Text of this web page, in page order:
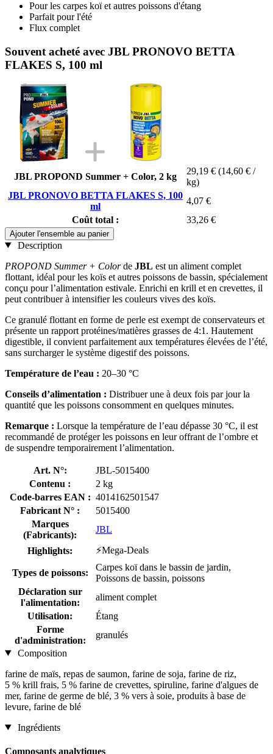
Pour les carpes koï et autres poissons d'étang
Parfait pour l'été
Flux complet
Souvent acheté avec JBL PRONOVO BETTA
FLAKES S, 100 ml
JBL PROPOND Summer + Color, 2 kg
29,19 € (14,60 € /
kg)
JBL PRONOVO BETTA FLAKES S, 100
ml
4,07 €
Coût total :
33,26 €
Ajouter l'ensemble au panier
Description
PROPOND Summer + Colorde JBL est un aliment complet
flottant, idéal pour les koïs et autres poissons de bassin, spécialement
conçu pour l’alimentation estivale. Enrichi en krill et en crevettes, il
peut contribuer à intensifier les couleurs vives des koïs.
Ce granulé flottant en forme de perle est exempt de conservateurs et
présente un rapport protéines/matières grasses de 4:1. Hautement
digestible, il convient parfaitement aux températures élevées de l’été,
sans surcharger le système digestif des poissons.
Température de l’eau : 20–30 °C
Conseils d’alimentation : Distribuer une à deux fois par jour la
quantité que les poissons consomment en quelques minutes.
Remarque : Lorsque la température de l’eau dépasse 30 °C, il est
recommandé de protéger les poissons en leur offrant de l’ombre et
de suspendre temporairement l’alimentation.
Art. N°:
JBL-5015400
Contenu :
2 kg
Code-barres EAN : 4014162501547
Fabricant N° :
5015400
Marques
(Fabricants):
JBL
Highlights: ⚡Mega-Deals
Types de poissons:
Carpes koï dans le bassin de jardin,
Poissons de bassin, poissons
Déclaration sur
l'alimentation:
aliment complet
Utilisation:
Étang
Forme
d'administration:
granulés
Composition
farine de maïs, repas de saumon, farine de soja, farine de riz,
5 % krill frais, 5 % farine de crevettes, spiruline, farine d'algues de
mer, farine de germe de blé, 3 % vers à soie, produits à base de
levure, farine de blé
Ingrédients
Composants analytiques